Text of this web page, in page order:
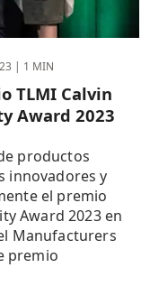
| 1 MIN
TLMI Calvin
Award 2023
productos
innovadores y
el premio
Award 2023 en
Manufacturers
premio